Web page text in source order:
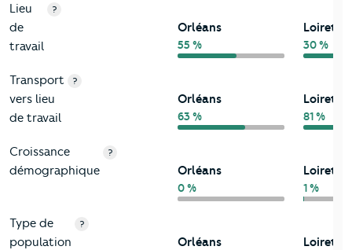
Lieu
de
travail
?
Orléans
55 %
Loiret
30 %
Transport
vers lieu
de travail
?
Orléans
63 %
Loiret
81 %
Croissance
démographique
?
Orléans
0 %
Loiret
1 %
Type de
population
?
Orléans
Loiret